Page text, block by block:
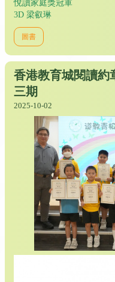
悅讀家庭獎冠軍
3D 梁叡琳
圖書
香港教育城閱讀約
三期
2025-10-02